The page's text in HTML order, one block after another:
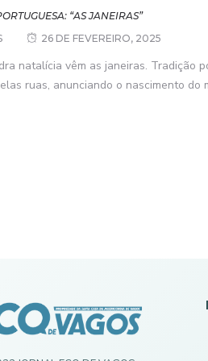
“AS JANEIRAS”
26 DE FEVEREIRO, 2025
natalícia vêm as janeiras. Tradição
ruas, anunciando o nascimento do